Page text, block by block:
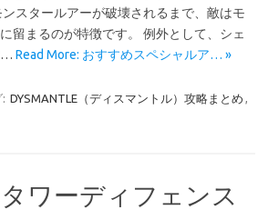
スタールアーが破壊されるまで、敵はモ
留まるのが特徴です。 例外として、シェ
… Read More: おすすめスペシャルア… »
DYSMANTLE（ディスマントル）攻略まとめ ,
ワーディフェンス